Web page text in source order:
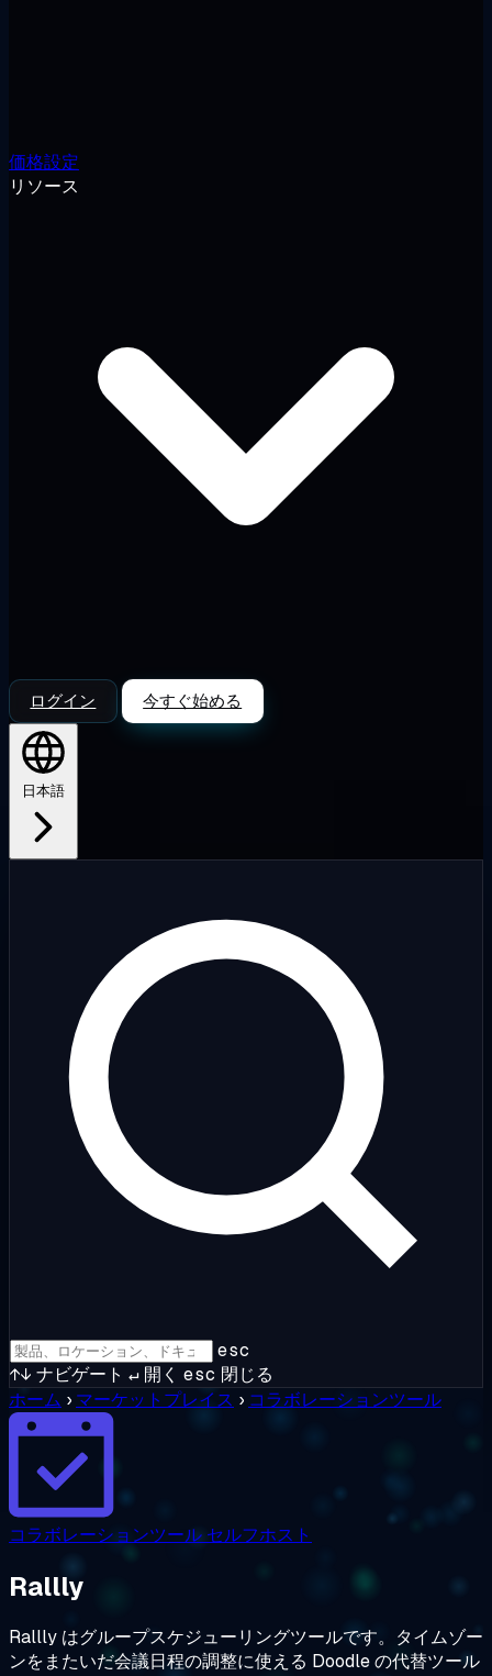
価格設定
リソース
ログイン 今すぐ始める
日本語
esc
↑↓ ナビゲート ↵ 開く esc 閉じる
ホーム › マーケットプレイス › コラボレーションツール
コラボレーションツール セルフホスト
Rallly
Rallly はグループスケジューリングツールです。タイムゾー
ンをまたいだ会議日程の調整に使える Doodle の代替ツール